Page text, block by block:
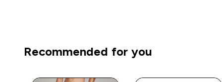
Recommended for you